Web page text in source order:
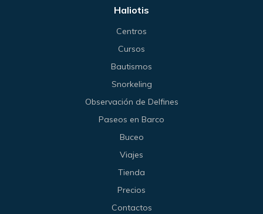
Haliotis
Centros
Cursos
Bautismos
Snorkeling
Observación de Delfines
Paseos en Barco
Buceo
Viajes
Tienda
Precios
Contactos